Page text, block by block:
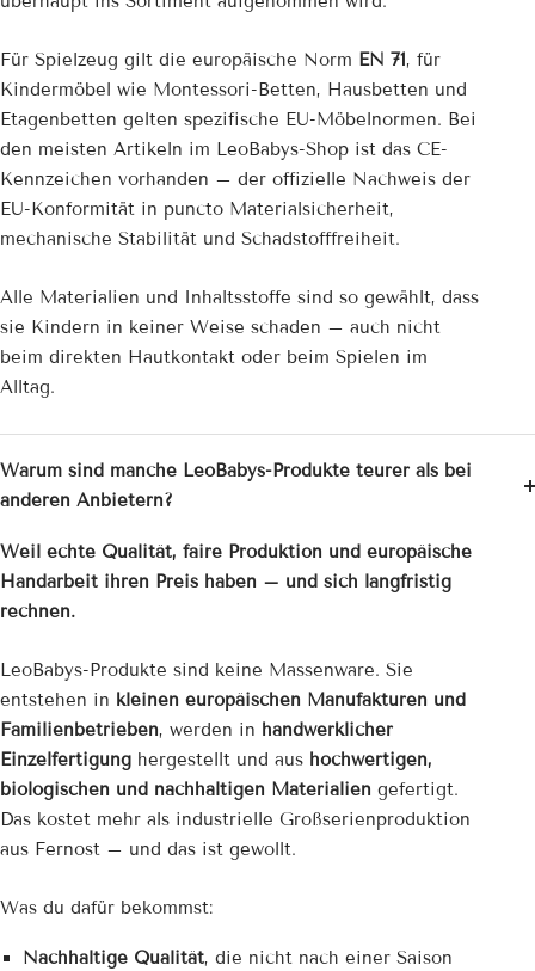
Für Spielzeug gilt die europäische Norm EN 71 , für
Kindermöbel wie Montessori-Betten, Hausbetten und
Etagenbetten gelten spezifische EU-Möbelnormen. Bei
den meisten Artikeln im LeoBabys-Shop ist das CE-
Kennzeichen vorhanden – der offizielle Nachweis der
EU-Konformität in puncto Materialsicherheit,
mechanische Stabilität und Schadstofffreiheit.
Alle Materialien und Inhaltsstoffe sind so gewählt, dass
sie Kindern in keiner Weise schaden – auch nicht
beim direkten Hautkontakt oder beim Spielen im
Alltag.
Warum sind manche LeoBabys-Produkte teurer als bei
anderen Anbietern?
Weil echte Qualität, faire Produktion und europäische
Handarbeit ihren Preis haben – und sich langfristig
rechnen.
LeoBabys-Produkte sind keine Massenware. Sie
entstehen in kleinen europäischen Manufakturen und
Familienbetrieben, werden in handwerklicher
Einzelfertigung hergestellt und aus hochwertigen,
biologischen und nachhaltigen Materialien gefertigt.
Das kostet mehr als industrielle Großserienproduktion
aus Fernost – und das ist gewollt.
Was du dafür bekommst:
Nachhaltige Qualität, die nicht nach einer Saison